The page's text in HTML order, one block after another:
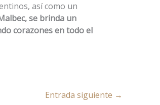
así como un
se brinda un
corazones en todo el
Entrada siguiente →